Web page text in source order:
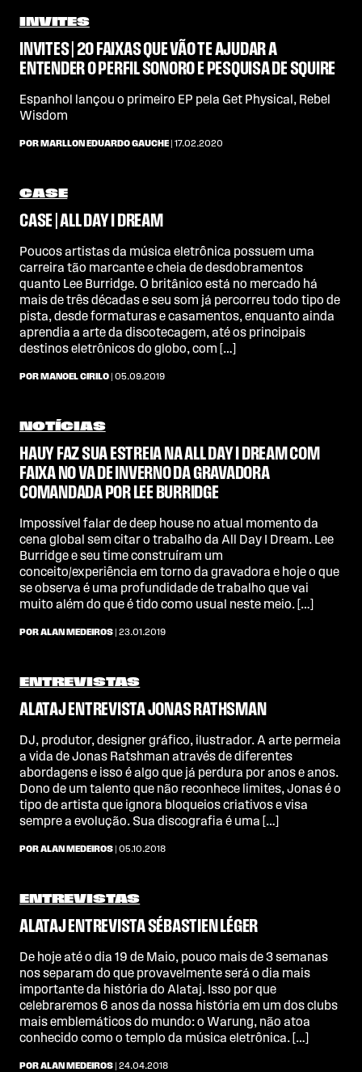
INVITES
INVITES | 20 FAIXAS QUE VÃO TE AJUDAR A
ENTENDER O PERFIL SONORO E PESQUISA DE SQUIRE
Espanhol lançou o primeiro EP pela Get Physical, Rebel
Wisdom
POR MARLLON EDUARDO GAUCHE | 17.02.2020
CASE
CASE | ALL DAY I DREAM
Poucos artistas da música eletrônica possuem uma
carreira tão marcante e cheia de desdobramentos
quanto Lee Burridge. O britânico está no mercado há
mais de três décadas e seu som já percorreu todo tipo de
pista, desde formaturas e casamentos, enquanto ainda
aprendia a arte da discotecagem, até os principais
destinos eletrônicos do globo, com […]
POR MANOEL CIRILO | 05.09.2019
NOTÍCIAS
HAUY FAZ SUA ESTREIA NA ALL DAY I DREAM COM
FAIXA NO VA DE INVERNO DA GRAVADORA
COMANDADA POR LEE BURRIDGE
Impossível falar de deep house no atual momento da
cena global sem citar o trabalho da All Day I Dream. Lee
Burridge e seu time construíram um
conceito/experiência em torno da gravadora e hoje o que
se observa é uma profundidade de trabalho que vai
muito além do que é tido como usual neste meio. […]
POR ALAN MEDEIROS | 23.01.2019
ENTREVISTAS
ALATAJ ENTREVISTA JONAS RATHSMAN
DJ, produtor, designer gráfico, ilustrador. A arte permeia
a vida de Jonas Ratshman através de diferentes
abordagens e isso é algo que já perdura por anos e anos.
Dono de um talento que não reconhece limites, Jonas é o
tipo de artista que ignora bloqueios criativos e visa
sempre a evolução. Sua discografia é uma […]
POR ALAN MEDEIROS | 05.10.2018
ENTREVISTAS
ALATAJ ENTREVISTA SÉBASTIEN LÉGER
De hoje até o dia 19 de Maio, pouco mais de 3 semanas
nos separam do que provavelmente será o dia mais
importante da história do Alataj. Isso por que
celebraremos 6 anos da nossa história em um dos clubs
mais emblemáticos do mundo: o Warung, não atoa
conhecido como o templo da música eletrônica. […]
POR ALAN MEDEIROS | 24.04.2018